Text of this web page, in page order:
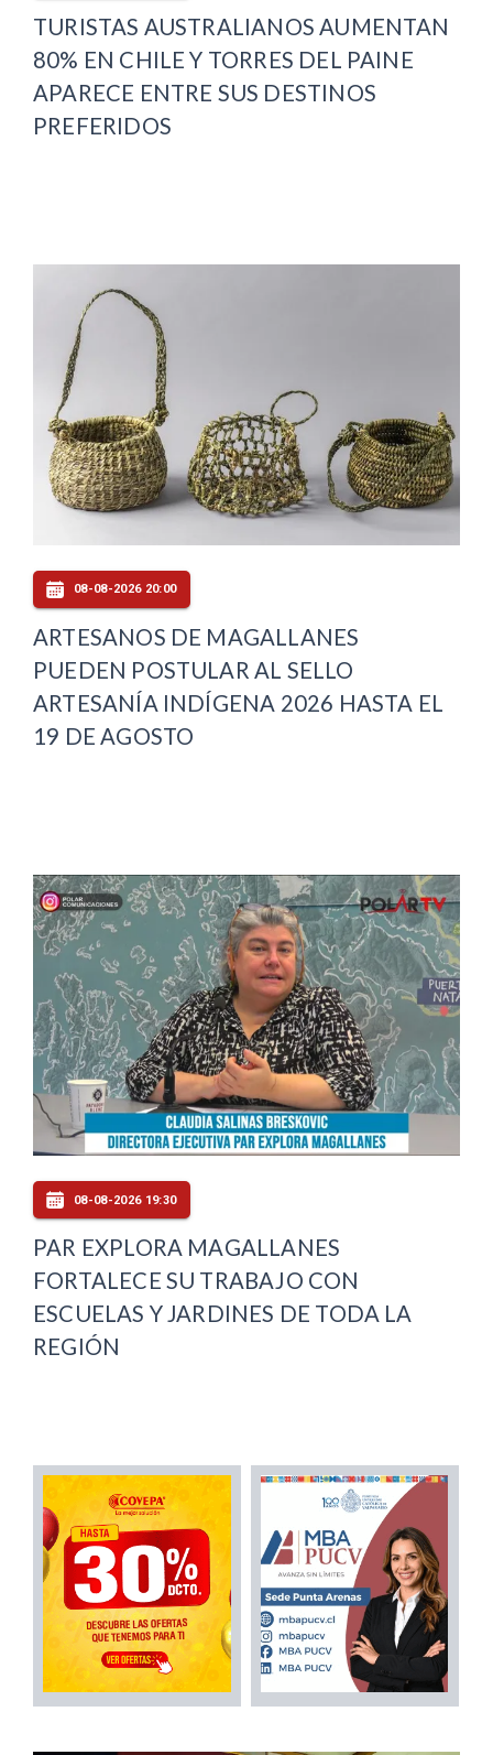
TURISTAS AUSTRALIANOS AUMENTAN
80% EN CHILE Y TORRES DEL PAINE
APARECE ENTRE SUS DESTINOS
PREFERIDOS
08-08-2026 20:00
ARTESANOS DE MAGALLANES
PUEDEN POSTULAR AL SELLO
ARTESANÍA INDÍGENA 2026 HASTA EL
19 DE AGOSTO
08-08-2026 19:30
PAR EXPLORA MAGALLANES
FORTALECE SU TRABAJO CON
ESCUELAS Y JARDINES DE TODA LA
REGIÓN